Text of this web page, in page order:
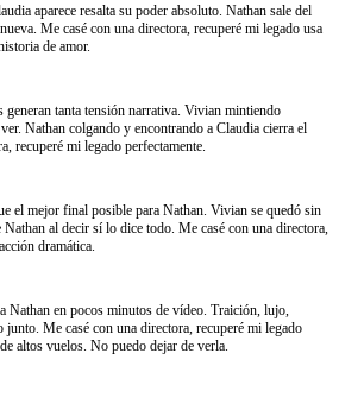
aparece resalta su poder absoluto. Nathan sale del
Me casé con una directora, recuperé mi legado usa
de amor.
generan tanta tensión narrativa. Vivian mintiendo
Nathan colgando y encontrando a Claudia cierra el
recuperé mi legado perfectamente.
el mejor final posible para Nathan. Vivian se quedó sin
al decir sí lo dice todo. Me casé con una directora,
dramática.
Nathan en pocos minutos de vídeo. Traición, lujo,
junto. Me casé con una directora, recuperé mi legado
altos vuelos. No puedo dejar de verla.